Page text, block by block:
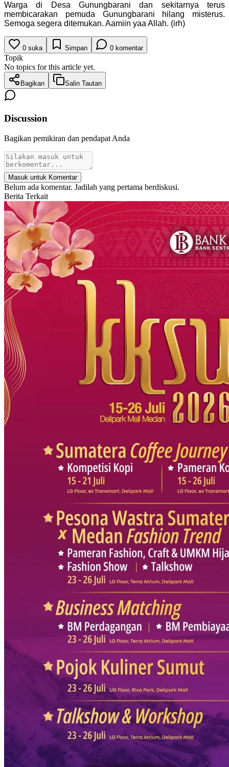
Warga di Desa Gunungbarani dan sekitarnya terus
membicarakan pemuda Gunungbarani hilang misterus.
Semoga segera ditemukan. Aamiin yaa Allah. (irh)
0 suka Simpan 0 komentar
Topik
No topics for this article yet.
Bagikan Salin Tautan
Discussion
Bagikan pemikiran dan pendapat Anda
Masuk untuk Komentar
Belum ada komentar. Jadilah yang pertama berdiskusi.
Berita Terkait